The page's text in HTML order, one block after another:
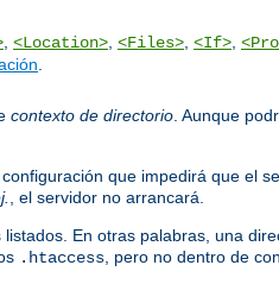
<Location> <Files> <If>
contexto de directorio . Aunque
que impedirá que el
, el servidor no arrancará.
En otras palabras, una
.htaccess , pero no dentro de